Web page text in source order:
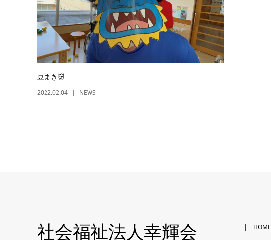
豆まき👹
2022.02.04 NEWS
社会福祉法人幸輝会 HOME